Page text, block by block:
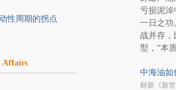
性周期的拐点
Affairs
亏损泥淖
一日之功
战并存，
型，“本
中海油如
财新《新